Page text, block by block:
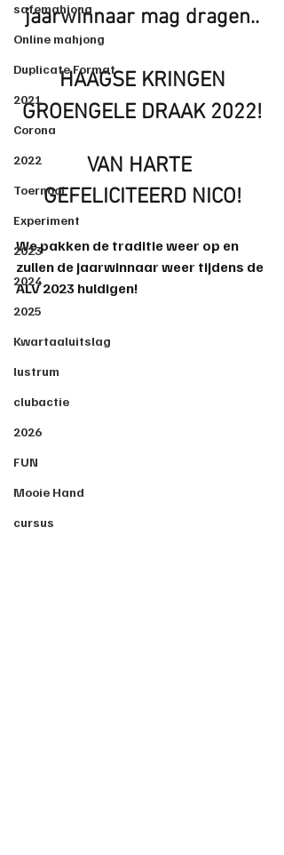
safemahjong
Online mahjong
Duplicate Format
2021
Corona
2022
Toernooi
Experiment
2023
2024
2025
Kwartaaluitslag
lustrum
clubactie
2026
FUN
Mooie Hand
cursus
jaarwinnaar mag dragen..
HAAGSE KRINGEN
GROENGELE DRAAK 2022!
VAN HARTE
GEFELICITEERD NICO!
We pakken de traditie weer op en
zullen de jaarwinnaar weer tijdens de
ALV 2023 huldigen!